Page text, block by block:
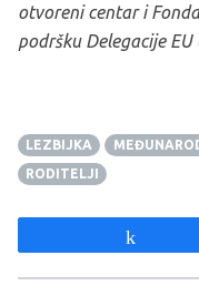
otvoreni centar i
podršku Delegacije EU
LEZBIJKA
RODITELJI